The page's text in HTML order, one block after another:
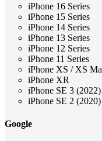
iPhone 16 Series
iPhone 15 Series
iPhone 14 Series
iPhone 13 Series
iPhone 12 Series
iPhone 11 Series
iPhone XS / XS
iPhone XR
iPhone SE 3 (2022)
iPhone SE 2 (2020)
Google